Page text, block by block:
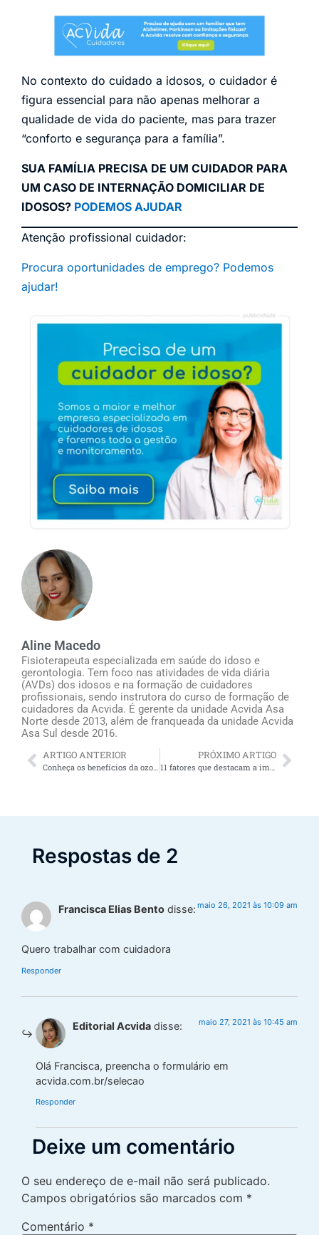
No contexto do cuidado a idosos, o cuidador é
figura essencial para não apenas melhorar a
qualidade de vida do paciente, mas para trazer
“conforto e segurança para a família”.
SUA FAMÍLIA PRECISA DE UM CUIDADOR PARA
UM CASO DE INTERNAÇÃO DOMICILIAR DE
IDOSOS? PODEMOS AJUDAR
Atenção profissional cuidador:
Procura oportunidades de emprego? Podemos
ajudar!
Aline Macedo
Fisioterapeuta especializada em saúde do idoso e
gerontologia. Tem foco nas atividades de vida diária
(AVDs) dos idosos e na formação de cuidadores
profissionais, sendo instrutora do curso de formação de
cuidadores da Acvida. É gerente da unidade Acvida Asa
Norte desde 2013, além de franqueada da unidade Acvida
Asa Sul desde 2016.
ARTIGO ANTERIOR PRÓXIMO ARTIGO
Respostas de 2
Francisca Elias Bento disse: maio 26, 2021 às 10:09 am
Quero trabalhar com cuidadora
Responder
Editorial Acvida disse: maio 27, 2021 às 10:45 am
Olá Francisca, preencha o formulário em
acvida.com.br/selecao
Responder
Deixe um comentário
O seu endereço de e-mail não será publicado.
Campos obrigatórios são marcados com *
Comentário *